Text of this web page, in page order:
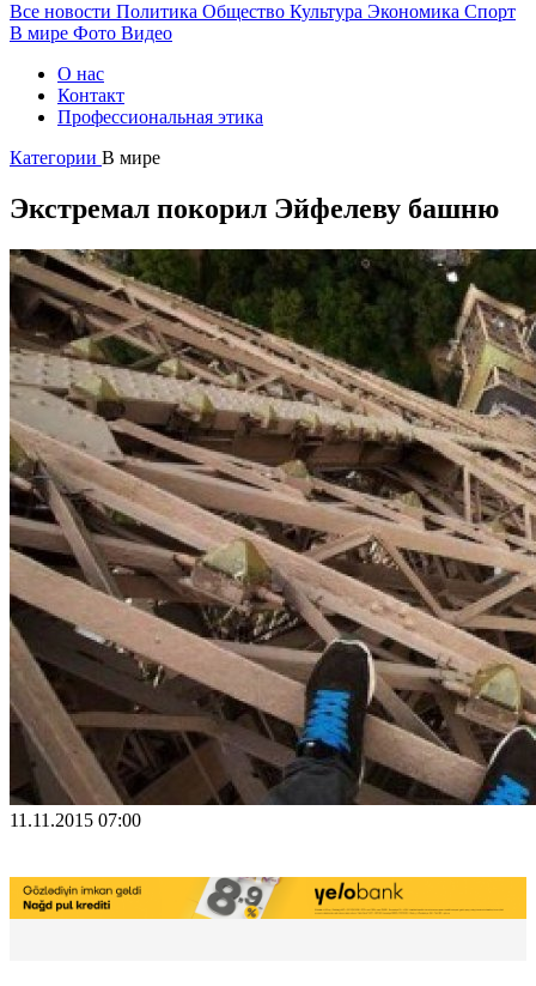
Все новости Политика Общество Культура Экономика Спорт
В мире Фото Видео
О нас
Контакт
Профессиональная этика
Категории В мире
Экстремал покорил Эйфелеву башню
11.11.2015 07:00